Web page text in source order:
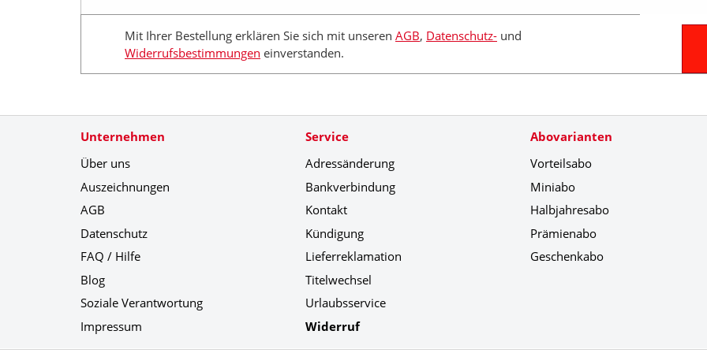
Mit Ihrer Bestellung erklären Sie sich mit unseren AGB, Datenschutz- und
Widerrufsbestimmungen einverstanden.
Unternehmen
Über uns
Auszeichnungen
AGB
Datenschutz
FAQ / Hilfe
Blog
Soziale Verantwortung
Impressum
Service
Adressänderung
Bankverbindung
Kontakt
Kündigung
Lieferreklamation
Titelwechsel
Urlaubsservice
Widerruf
Abovarianten
Vorteilsabo
Miniabo
Halbjahresabo
Prämienabo
Geschenkabo